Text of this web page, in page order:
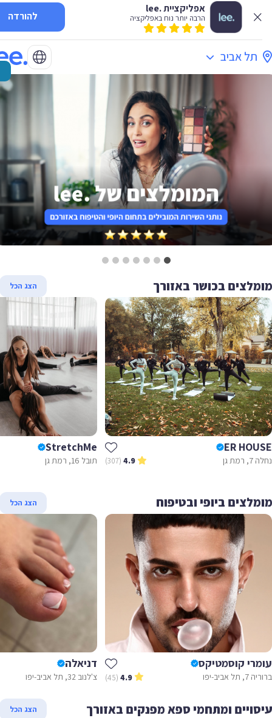
אפליקציית .lee
הרבה יותר נוח באפליקציה להורדה
תל אביב
בכושר באזורך הצג הכל
ER
גן 4.9
(307)
StretchMe
תובל 16, רמת גן
ביופי ובטיפוח הצג הכל
קוסמטיקס
אביב-יפו 4.9
(45)
דניאלה
צ'לנוב 32, תל אביב-יפו
ומתחמי ספא מפנקים באזורך הצג הכל